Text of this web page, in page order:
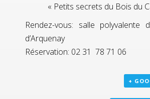
« Petits secrets du Bois du
Rendez-vous: salle polyvalente
d’Arquenay
Réservation: 02 31 78 71 06
+